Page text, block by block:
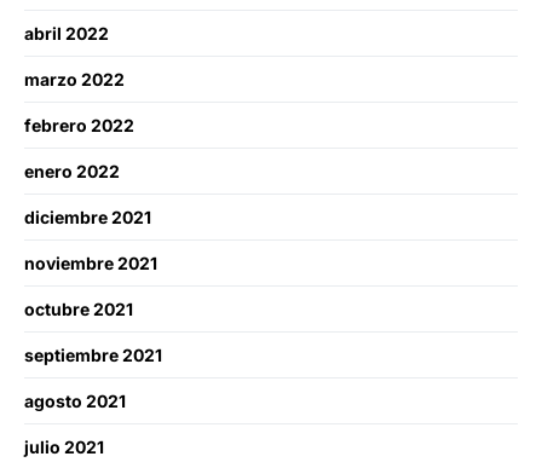
abril 2022
marzo 2022
febrero 2022
enero 2022
diciembre 2021
noviembre 2021
octubre 2021
septiembre 2021
agosto 2021
julio 2021